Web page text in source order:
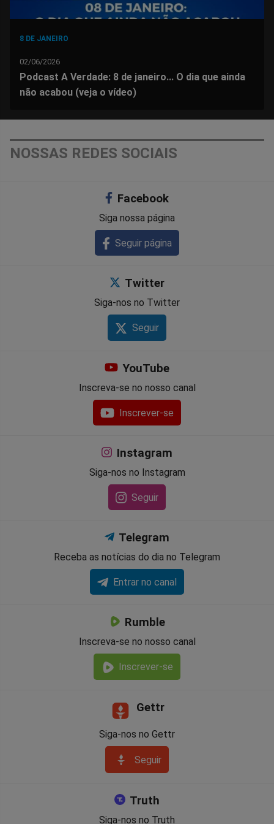
8 DE JANEIRO
02/06/2026
Podcast A Verdade: 8 de janeiro... O dia que ainda
não acabou (veja o vídeo)
NOSSAS REDES SOCIAIS
Facebook
Siga nossa página
Seguir página
Twitter
Siga-nos no Twitter
Seguir
YouTube
Inscreva-se no nosso canal
Inscrever-se
Instagram
Siga-nos no Instagram
Seguir
Telegram
Receba as notícias do dia no Telegram
Entrar no canal
Rumble
Inscreva-se no nosso canal
Inscrever-se
Gettr
Siga-nos no Gettr
Seguir
Truth
Siga-nos no Truth